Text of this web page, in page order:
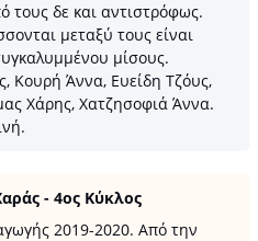
τους δε και αντιστρόφως.
μεταξύ τους είναι
μίσους.
Κουρή Άννα, Ευείδη Τζόυς,
Χάρης, Χατζησοφιά Άννα.
- 4ος Κύκλος
2019-2020. Από την